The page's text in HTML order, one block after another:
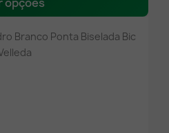
Branco Ponta Biselada Bic